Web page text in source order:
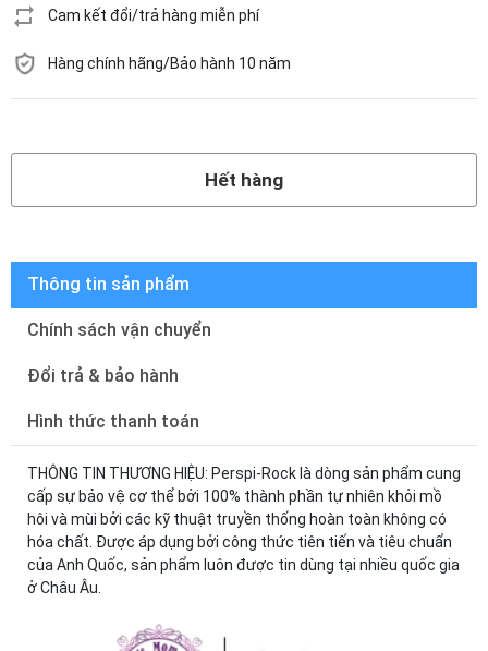
Cam kết đổi/trả hàng miễn phí
Hàng chính hãng/Bảo hành 10 năm
Hết hàng
Thông tin sản phẩm
Chính sách vận chuyển
Đổi trả & bảo hành
Hình thức thanh toán
THÔNG TIN THƯƠNG HIỆU: Perspi-Rock là dòng sản phẩm cung
cấp sự bảo vệ cơ thể bởi 100% thành phần tự nhiên khỏi mồ
hôi và mùi bởi các kỹ thuật truyền thống hoàn toàn không có
hóa chất. Được áp dụng bởi công thức tiên tiến và tiêu chuẩn
của Anh Quốc, sản phẩm luôn được tin dùng tại nhiều quốc gia
ở Châu Âu.